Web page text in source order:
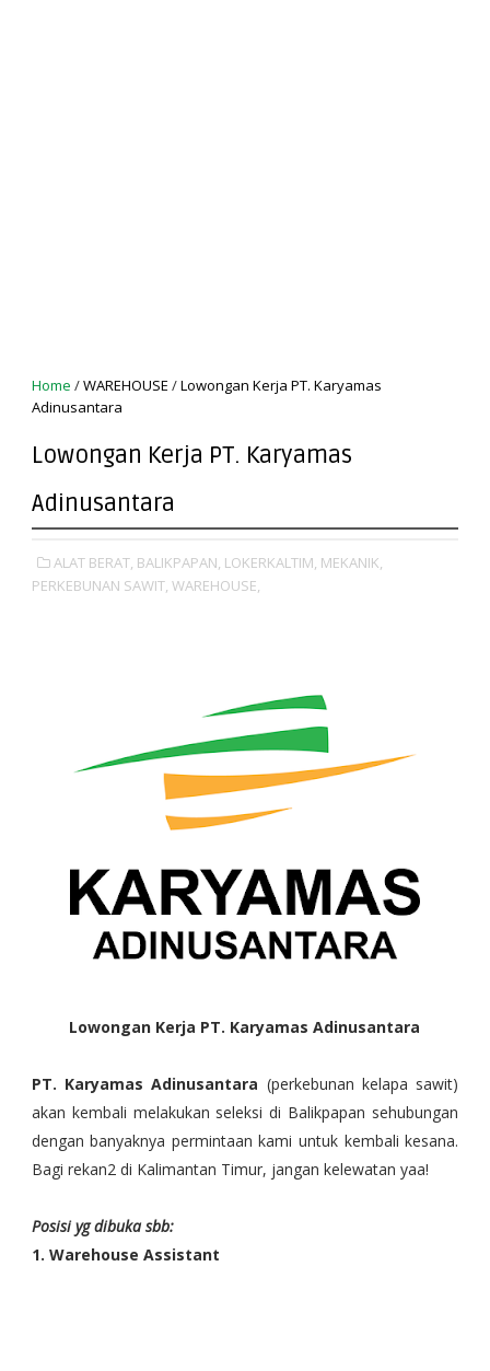
Home /WAREHOUSE /Lowongan Kerja PT. Karyamas
Adinusantara
Lowongan Kerja PT. Karyamas
Adinusantara
ALAT BERAT, BALIKPAPAN, LOKERKALTIM, MEKANIK,
PERKEBUNAN SAWIT, WAREHOUSE,
Lowongan Kerja PT. Karyamas Adinusantara
PT. Karyamas Adinusantara (perkebunan kelapa sawit)
akan kembali melakukan seleksi di Balikpapan sehubungan
dengan banyaknya permintaan kami untuk kembali kesana.
Bagi rekan2 di Kalimantan Timur, jangan kelewatan yaa!
Posisi yg dibuka sbb:
1. Warehouse Assistant